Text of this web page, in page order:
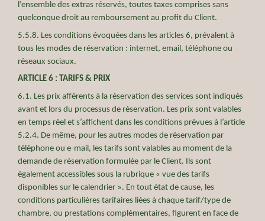
l’ensemble des extras réservés, toutes taxes comprises sans
quelconque droit au remboursement au profit du Client.
5.5.8. Les conditions évoquées dans les articles 6, prévalent à
tous les modes de réservation : internet, email, téléphone ou
réseaux sociaux.
ARTICLE 6 : TARIFS & PRIX
6.1. Les prix afférents à la réservation des services sont indiqués
avant et lors du processus de réservation. Les prix sont valables
en temps réel et s’affichent dans les conditions prévues à l’article
5.2.4. De même, pour les autres modes de réservation par
téléphone ou e-mail, les tarifs sont valables au moment de la
demande de réservation formulée par le Client. Ils sont
également accessibles sous la rubrique « vue des tarifs
disponibles sur le calendrier ». En tout état de cause, les
conditions particulières tarifaires liées à chaque tarif/type de
chambre, ou prestations complémentaires, figurent en face de